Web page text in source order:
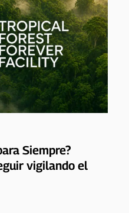
Siempre?
vigilando el